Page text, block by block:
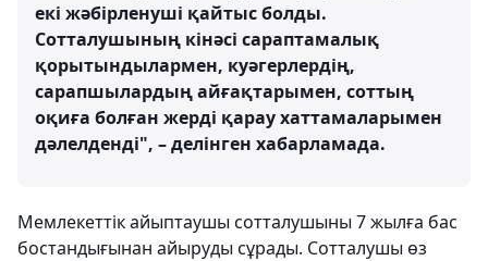
екі жәбірленуші қайтыс болды.
Сотталушының кінәсі сараптамалық
қорытындылармен, куәгерлердің,
сарапшылардың айғақтарымен, соттың
оқиға болған жерді қарау хаттамаларымен
дәлелденді", – делінген хабарламада.
Мемлекеттік айыптаушы сотталушыны 7 жылға бас
бостандығынан айыруды сұрады. Сотталушы өз